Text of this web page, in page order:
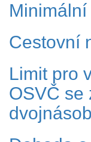
Cestovní
Limit pro
OSVČ se